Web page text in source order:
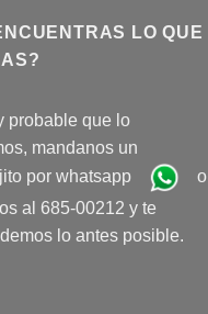
LO QUE
probable que lo
mandanos un
por whatsapp
o
al 685-00212 y te
lo antes posible.